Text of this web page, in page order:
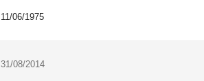
11/06/1975
31/08/2014